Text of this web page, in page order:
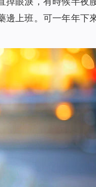
2253
邊上班。可一年年下